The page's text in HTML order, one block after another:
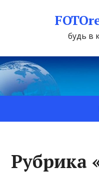
будь в
Рубрика